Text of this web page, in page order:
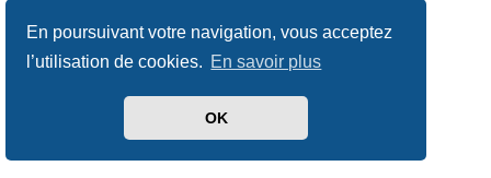
En poursuivant votre navigation, vous acceptez
l’utilisation de cookies. En savoir plus
OK